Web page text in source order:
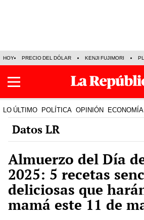
HOY PRECIO DEL DÓLAR KENJI FUJIMORI
LO ÚLTIMO POLÍTICA OPINIÓN ECONOMÍA
Datos LR
Almuerzo del Día
2025: 5 recetas
deliciosas que
mamá este 11 de